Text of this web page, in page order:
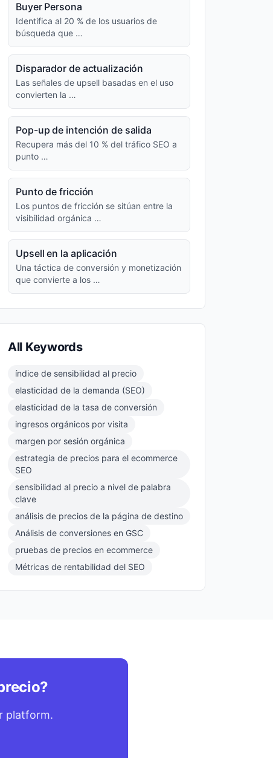
Buyer Persona
Identifica al 20 % de los usuarios de
búsqueda que …
Disparador de actualización
Las señales de upsell basadas en el uso
convierten la …
Pop-up de intención de salida
Recupera más del 10 % del tráfico SEO a
punto …
Punto de fricción
Los puntos de fricción se sitúan entre la
visibilidad orgánica …
Upsell en la aplicación
Una táctica de conversión y monetización
que convierte a los …
All Keywords
índice de sensibilidad al precio
elasticidad de la demanda (SEO)
elasticidad de la tasa de conversión
ingresos orgánicos por visita
margen por sesión orgánica
estrategia de precios para el ecommerce
SEO
sensibilidad al precio a nivel de palabra
clave
análisis de precios de la página de destino
Análisis de conversiones en GSC
pruebas de precios en ecommerce
Métricas de rentabilidad del SEO
platform.